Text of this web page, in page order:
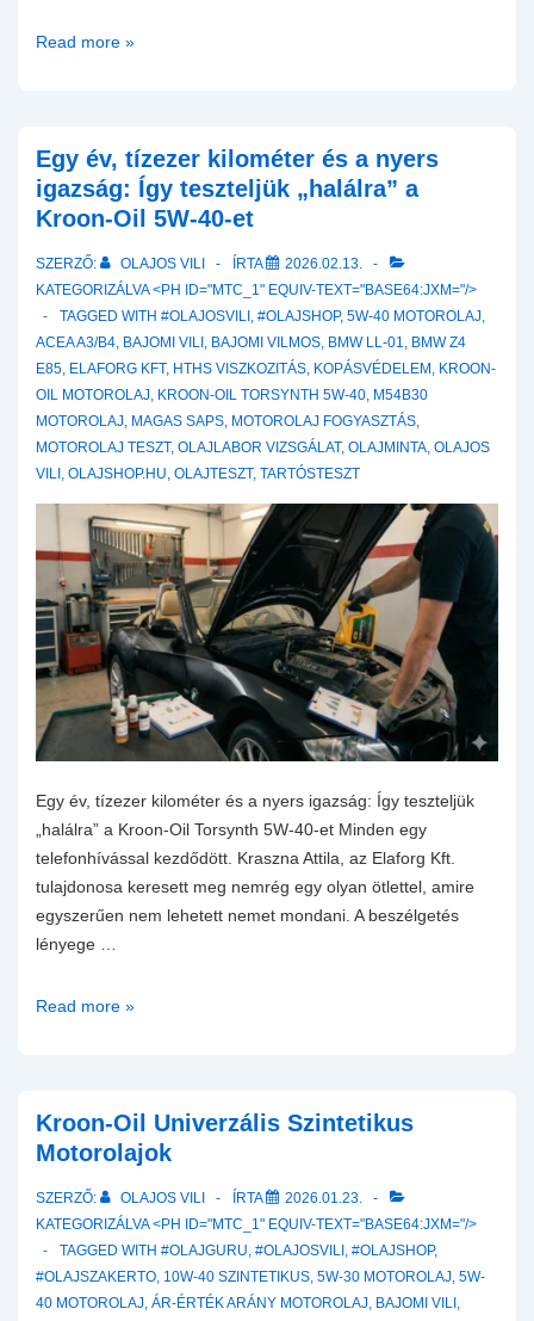
Fordulat
A
Kroon-
Oil
közbeszóltak
–
Torsynth
Tech!
Read more »
Egy év, tízezer kilométer és a nyers
igazság: Így teszteljük „halálra” a
Kroon-Oil 5W-40-et
SZERZŐ: OLAJOS VILI ÍRTA
2026.02.13.
KATEGORIZÁLVA <PH ID="MTC_1" EQUIV-TEXT="BASE64:JXM="/>
TAGGED WITH #OLAJOSVILI #OLAJSHOP, 5W-40 MOTOROLAJ
ACEA A3/B4 BAJOMI VILI BAJOMI VILMOS BMW LL-01
BMW Z4
E85 ELAFORG KFT, HTHS VISZKOZITÁS KOPÁSVÉDELEM KROON-
OIL MOTOROLAJ KROON-OIL TORSYNTH 5W-40 M54B30
MOTOROLAJ MAGAS SAPS MOTOROLAJ FOGYASZTÁS
MOTOROLAJ TESZT, OLAJLABOR VIZSGÁLAT, OLAJMINTA OLAJOS
VILI OLAJSHOP.HU OLAJTESZT, TARTÓSTESZT
Egy év, tízezer kilométer és a nyers igazság: Így teszteljük
„halálra” a Kroon-Oil Torsynth 5W-40-et Minden egy
telefonhívással kezdődött. Kraszna Attila, az Elaforg Kft.
tulajdonosa keresett meg nemrég egy olyan ötlettel, amire
egyszerűen nem lehetett nemet mondani. A beszélgetés
lényege …
Egy
és
a
igazság:
Így
Read more »
Kroon-Oil Univerzális Szintetikus
Motorolajok
SZERZŐ: OLAJOS VILI ÍRTA
2026.01.23.
KATEGORIZÁLVA <PH ID="MTC_1" EQUIV-TEXT="BASE64:JXM="/>
TAGGED WITH #OLAJGURU, #OLAJOSVILI , #OLAJSHOP,
#OLAJSZAKERTO, 10W-40 SZINTETIKUS, 5W-30 MOTOROLAJ, 5W-
40 MOTOROLAJ, ÁR-ÉRTÉK ARÁNY MOTOROLAJ, BAJOMI VILI ,